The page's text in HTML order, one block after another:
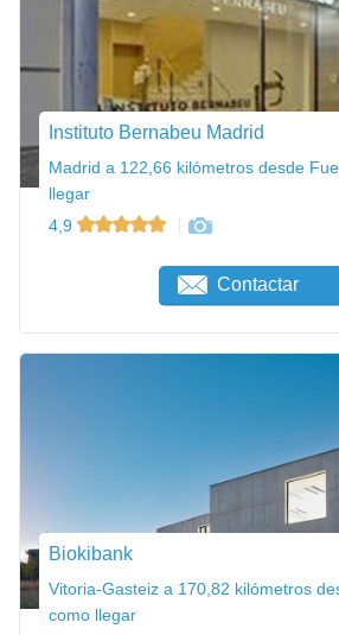
Instituto Bernabeu Madrid
Madrid a 122,66 kilómetros desde
llegar
4,9
Contactar
Biokibank
Vitoria-Gasteiz a 170,82 kilómetros
como llegar